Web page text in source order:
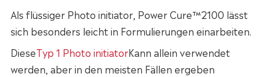
Als flüssiger Photo initiator, Power Cure™2100 lässt
sich besonders leicht in Formulierungen einarbeiten.
DieseTyp 1 Photo initiatorKann allein verwendet
werden, aber in den meisten Fällen ergeben